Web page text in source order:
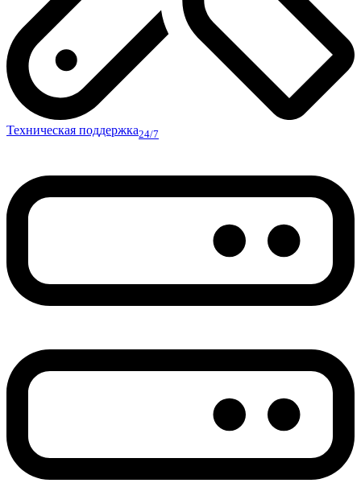
Техническая поддержка24/7